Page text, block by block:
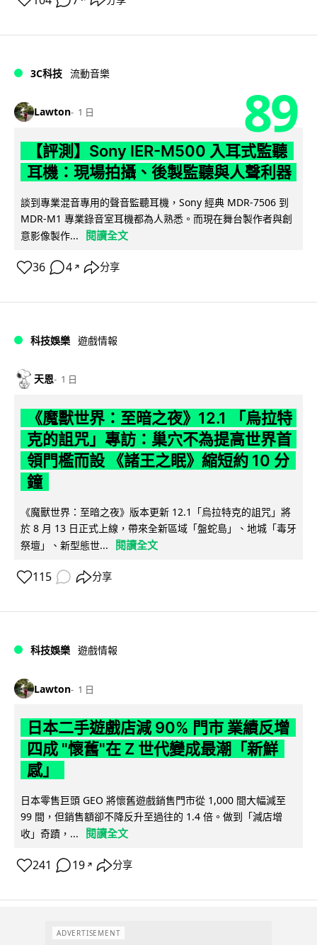
3C科技 流動音樂
Lawton 1 日 89
【評測】Sony IER-M500 入耳式監聽
耳機：現場拍攝、後製監聽與人聲利器
談到專業混音專用的聲音監聽耳機，Sony 經典 MDR-7506 到
MDR-M1 專業錄音室耳機都為人熟悉。而現在舞台製作者與創
意影像製作...
閱讀全文
36 4 ↗ 分享
科技娛樂 遊戲情報
天恩 1 日
《魔獸世界：至暗之夜》12.1 「烏拉特
克的詛咒」專訪：巢穴不為提高世界首
領門檻而設 《諸王之眠》縮短約 10 分
鐘
《魔獸世界：至暗之夜》版本更新 12.1「烏拉特克的詛咒」將
於 8 月 13 日正式上線，帶來全新區域「盤蛇島」、地城「毒牙
祭壇」、新型態世...
閱讀全文
115 分享
科技娛樂 遊戲情報
Lawton 1 日
日本二手遊戲店減 90% 門市 業績反增
四成 "懷舊"在 Z 世代變成最潮「新鮮
感」
日本零售巨頭 GEO 將懷舊遊戲銷售門市從 1,000 間大幅減至
99 間，但銷售額卻不降反升至過往的 1.4 倍。做到「減店增
收」奇蹟，...
閱讀全文
241 19 ↗ 分享
ADVERTISEMENT